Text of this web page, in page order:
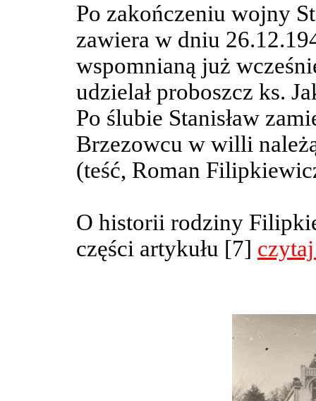
Po zakończeniu wojny
zawiera w dniu
wspomnianą już
udzielał proboszcz ks.
Po ślubie Stanisław
Brzezowcu w willi
(teść, Roman
O historii rodziny
części artykułu [7]